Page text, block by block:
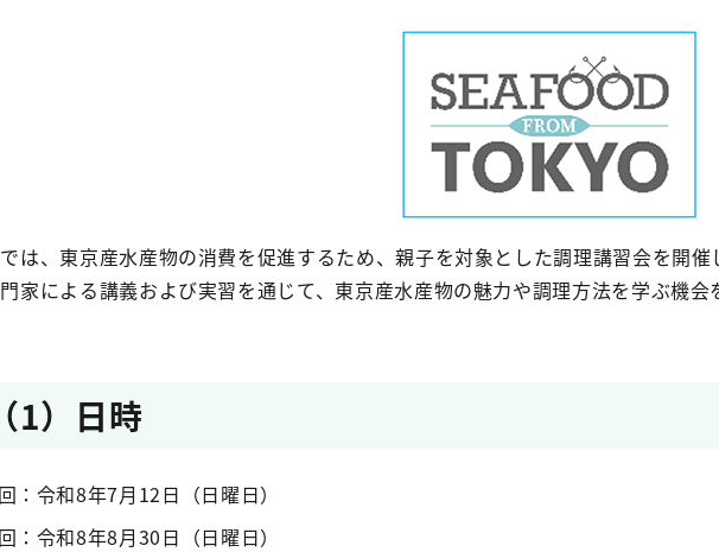
は、東京産水産物の消費を促進するため、親子を対象とした調理講習会を開
家による講義および実習を通じて、東京産水産物の魅力や調理方法を学ぶ機会
（1）日時
：令和8年7月12日（日曜日）
：令和8年8月30日（日曜日）